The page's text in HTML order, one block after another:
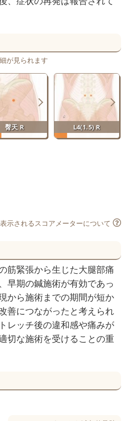
が見られます
臀天 R L4(1.5) R
示されるスコアメーターについて
筋緊張から生じた大腿部痛
早期の鍼施術が有効であっ
から施術までの期間が短か
善につながったと考えられ
レッチ後の違和感や痛みが
切な施術を受けることの重